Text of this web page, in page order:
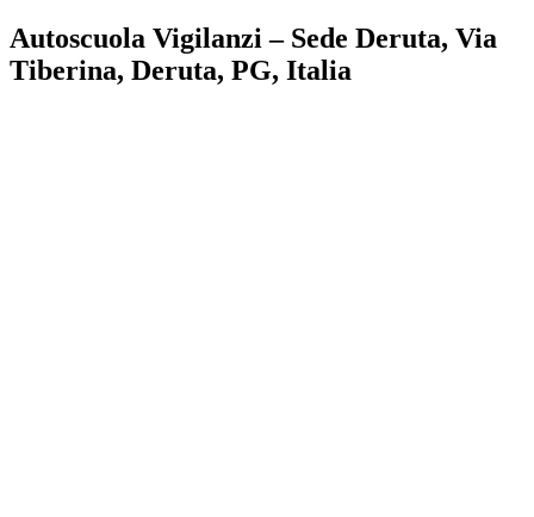
Autoscuola Vigilanzi – Sede Deruta, Via
Tiberina, Deruta, PG, Italia